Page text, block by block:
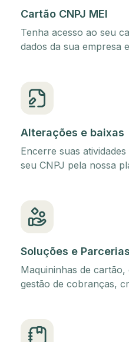
Cartão CNPJ MEI
Tenha acesso ao seu
dados da sua empresa
Alterações e baixas
Encerre suas
seu CNPJ pela nossa
Soluções e
Maquininhas de
gestão de cobranças,